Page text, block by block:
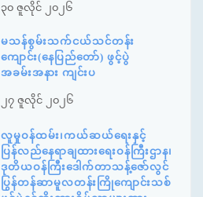
၃၀ ဇူလိုင် ၂၀၂၆
မသန်စွမ်းသက်ငယ်သင်တန်း
ကျောင်း(နေပြည်တော်) ဖွင့်ပွဲ
အခမ်းအနား ကျင်းပ
၂၇ ဇူလိုင် ၂၀၂၆
လူမှုဝန်ထမ်း၊ကယ်ဆယ်ရေးနှင့်
ပြန်လည်နေရာချထားရေးဝန်ကြီးဌာန၊
ဒုတိယဝန်ကြီးဒေါက်တာသန့်ဇော်လွင်
ပြွန်တန်ဆာမူလတန်းကြိုကျောင်းသစ်